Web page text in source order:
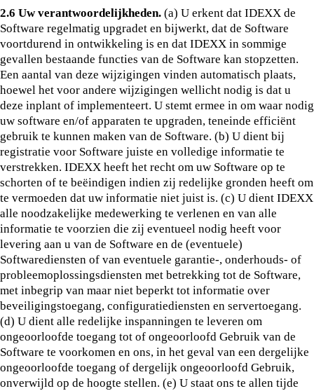
2.6 Uw verantwoordelijkheden. (a) U erkent dat IDEXX de
Software regelmatig upgradet en bijwerkt, dat de Software
voortdurend in ontwikkeling is en dat IDEXX in sommige
gevallen bestaande functies van de Software kan stopzetten.
Een aantal van deze wijzigingen vinden automatisch plaats,
hoewel het voor andere wijzigingen wellicht nodig is dat u
deze inplant of implementeert. U stemt ermee in om waar nodig
uw software en/of apparaten te upgraden, teneinde efficiënt
gebruik te kunnen maken van de Software. (b) U dient bij
registratie voor Software juiste en volledige informatie te
verstrekken. IDEXX heeft het recht om uw Software op te
schorten of te beëindigen indien zij redelijke gronden heeft om
te vermoeden dat uw informatie niet juist is. (c) U dient IDEXX
alle noodzakelijke medewerking te verlenen en van alle
informatie te voorzien die zij eventueel nodig heeft voor
levering aan u van de Software en de (eventuele)
Softwarediensten of van eventuele garantie-, onderhouds- of
probleemoplossingsdiensten met betrekking tot de Software,
met inbegrip van maar niet beperkt tot informatie over
beveiligingstoegang, configuratiediensten en servertoegang.
(d) U dient alle redelijke inspanningen te leveren om
ongeoorloofde toegang tot of ongeoorloofd Gebruik van de
Software te voorkomen en ons, in het geval van een dergelijke
ongeoorloofde toegang of dergelijk ongeoorloofd Gebruik,
onverwijld op de hoogte stellen. (e) U staat ons te allen tijde